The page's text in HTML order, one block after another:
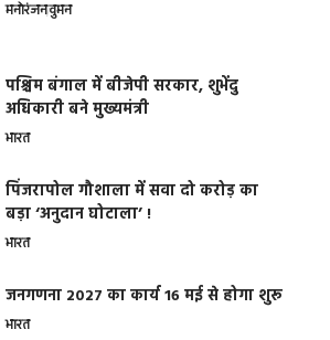
मनोरंजनवुमन
पश्चिम बंगाल में बीजेपी सरकार, शुभेंदु
अधिकारी बने मुख्यमंत्री
भारत
​पिंजरापोल गौशाला में सवा दो करोड़ का
बड़ा ‘अनुदान घोटाला’ !
भारत
जनगणना 2027 का कार्य 16 मई से होगा शुरू
भारत